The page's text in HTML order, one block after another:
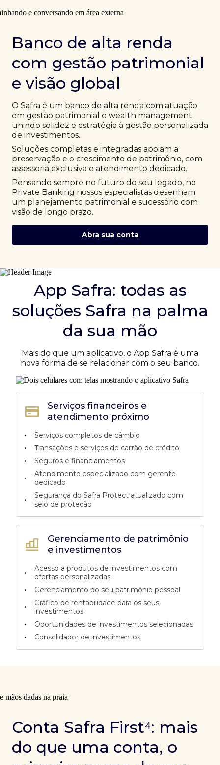
Banco de alta renda
com gestão patrimonial
e visão global
O Safra é um banco de alta renda com atuação
em gestão patrimonial e wealth management,
unindo solidez e estratégia à gestão personalizada
de investimentos.
Soluções completas e integradas apoiam a
preservação e o crescimento de patrimônio, com
assessoria exclusiva e atendimento dedicado.
Pensando sempre no futuro do seu legado, no
Private Banking nossos especialistas desenham
um planejamento patrimonial e sucessório com
visão de longo prazo.
Abra sua conta
App Safra: todas as
soluções Safra na palma
da sua mão
Mais do que um aplicativo, o App Safra é uma
nova forma de se relacionar com o seu banco.
Gerenciamento de patrimônio
e investimentos
•
Acesso a produtos de investimentos com
ofertas personalizadas
• Gerenciamento do seu patrimônio pessoal
•
Gráfico de rentabilidade para os seus
investimentos
• Oportunidades de investimentos selecionadas
• Consolidador de investimentos
Serviços financeiros e
atendimento próximo
•
Serviços completos de câmbio
• Transações e serviços de cartão de crédito
• Seguros e financiamentos
•
Atendimento especializado com gerente
dedicado
•
Segurança do Safra Protect atualizado com
selo de proteção
Conta Safra First⁴: mais
do que uma conta, o